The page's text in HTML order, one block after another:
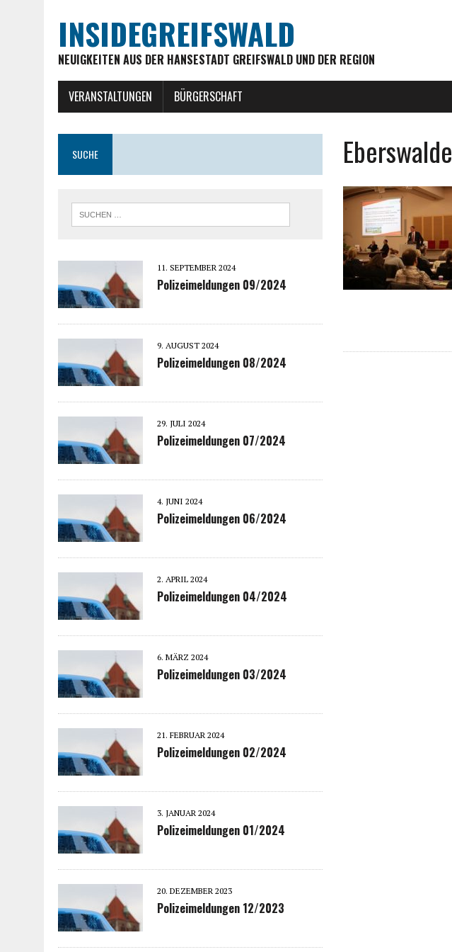
INSIDEGREIFSWALD
NEUIGKEITEN AUS DER HANSESTADT GREIFSWALD UND DER REGION
VERANSTALTUNGEN BÜRGERSCHAFT
Eberswalde
SUCHE
11. SEPTEMBER 2024
Polizeimeldungen 09/2024
9. AUGUST 2024
Polizeimeldungen 08/2024
29. JULI 2024
Polizeimeldungen 07/2024
4. JUNI 2024
Polizeimeldungen 06/2024
2. APRIL 2024
Polizeimeldungen 04/2024
6. MÄRZ 2024
Polizeimeldungen 03/2024
21. FEBRUAR 2024
Polizeimeldungen 02/2024
3. JANUAR 2024
Polizeimeldungen 01/2024
20. DEZEMBER 2023
Polizeimeldungen 12/2023